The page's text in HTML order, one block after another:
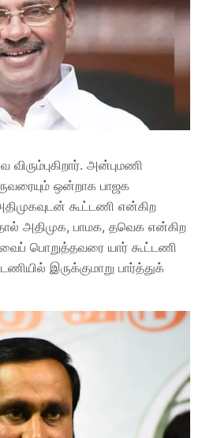
அன்புமணி
ஒன்றாக பாஜக
கூட்டணி என்கிற
அதிமுக, பாமக, தவெக என்கிற
பொறுத்தவரை யார் கூட்டணி
இருக்குமாறு பார்த்துக்